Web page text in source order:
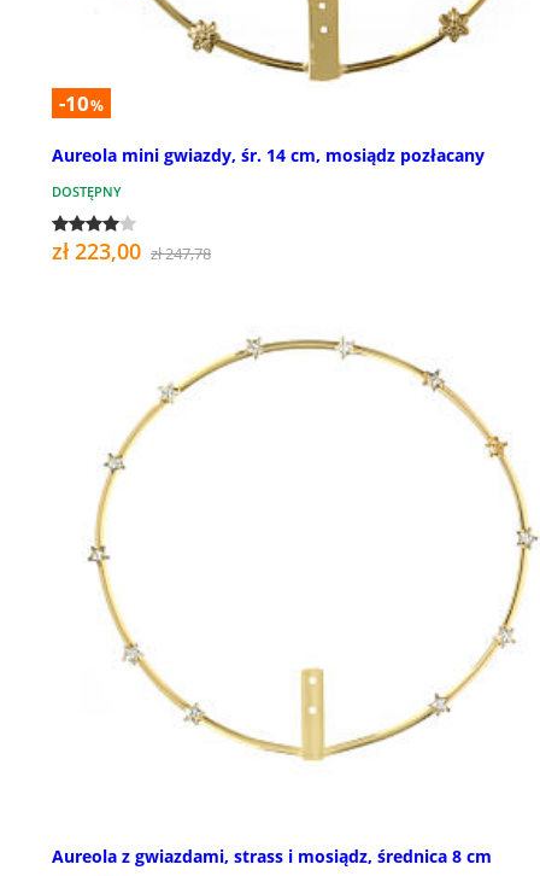
-10%
Aureola mini gwiazdy, śr. 14 cm, mosiądz pozłacany
DOSTĘPNY
zł 223,00 zł 247,78
Aureola z gwiazdami, strass i mosiądz, średnica 8 cm